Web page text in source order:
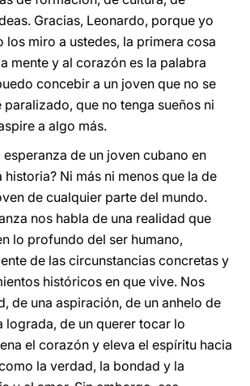
Gracias, Leonardo, porque yo
los miro a ustedes, la primera cosa
mente y al corazón es la palabra
concebir a un joven que no se
paralizado, que no tenga sueños ni
a algo más.
esperanza de un joven cubano en
historia? Ni más ni menos que la de
de cualquier parte del mundo.
nos habla de una realidad que
lo profundo del ser humano,
de las circunstancias concretas y
históricos en que vive. Nos
de una aspiración, de un anhelo de
lograda, de un querer tocar lo
el corazón y eleva el espíritu hacia
la verdad, la bondad y la